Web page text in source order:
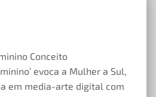
Conceito
evoca a Mulher a Sul,
em media-arte digital com